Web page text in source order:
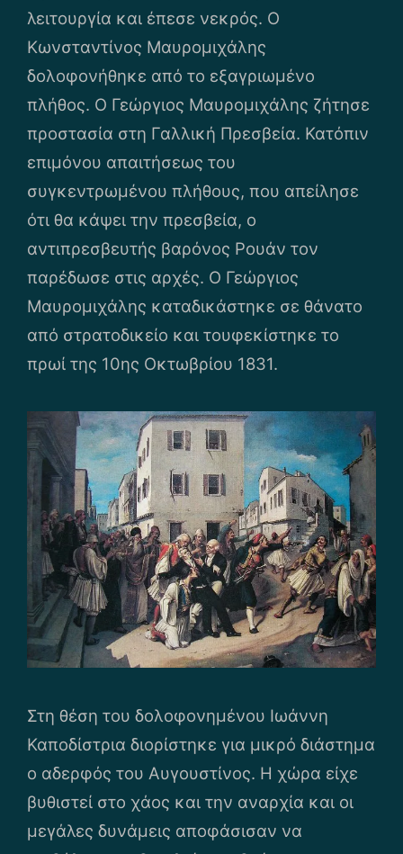
λειτουργία και έπεσε νεκρός. Ο
Κωνσταντίνος Μαυρομιχάλης
δολοφονήθηκε από το εξαγριωμένο
πλήθος. Ο Γεώργιος Μαυρομιχάλης ζήτησε
προστασία στη Γαλλική Πρεσβεία. Κατόπιν
επιμόνου απαιτήσεως του
συγκεντρωμένου πλήθους, που απείλησε
ότι θα κάψει την πρεσβεία, ο
αντιπρεσβευτής βαρόνος Ρουάν τον
παρέδωσε στις αρχές. Ο Γεώργιος
Μαυρομιχάλης καταδικάστηκε σε θάνατο
από στρατοδικείο και τουφεκίστηκε το
πρωί της 10ης Οκτωβρίου 1831.
Στη θέση του δολοφονημένου Ιωάννη
Καποδίστρια διορίστηκε για μικρό διάστημα
ο αδερφός του Αυγουστίνος. Η χώρα είχε
βυθιστεί στο χάος και την αναρχία και οι
μεγάλες δυνάμεις αποφάσισαν να